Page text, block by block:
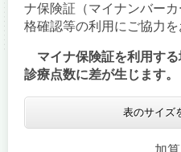
ナ保険証（マイナンバー
格確認等の利用にご協力を
マイナ保険証を利用す
診療点数に差が生じます。
表のサイズ